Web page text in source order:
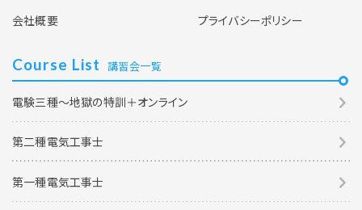
会社概要
プライバシーポリシー
Course List 講習会一覧
電験三種～地獄の特訓＋オンライン
第二種電気工事士
第一種電気工事士